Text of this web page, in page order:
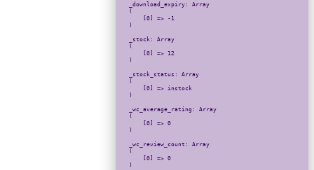
_download_expiry: Array
(
    [0] => -1
)
_stock: Array
(
    [0] => 12
)
_stock_status: Array
(
    [0] => instock
)
_wc_average_rating: Array
(
    [0] => 0
)
_wc_review_count: Array
(
    [0] => 0
)